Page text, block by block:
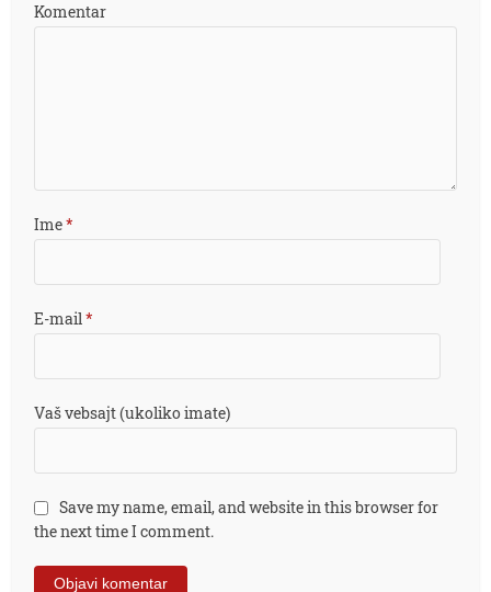
Komentar
Ime*
E-mail*
Vaš vebsajt (ukoliko imate)
Save my name, email, and website in this browser for
the next time I comment.